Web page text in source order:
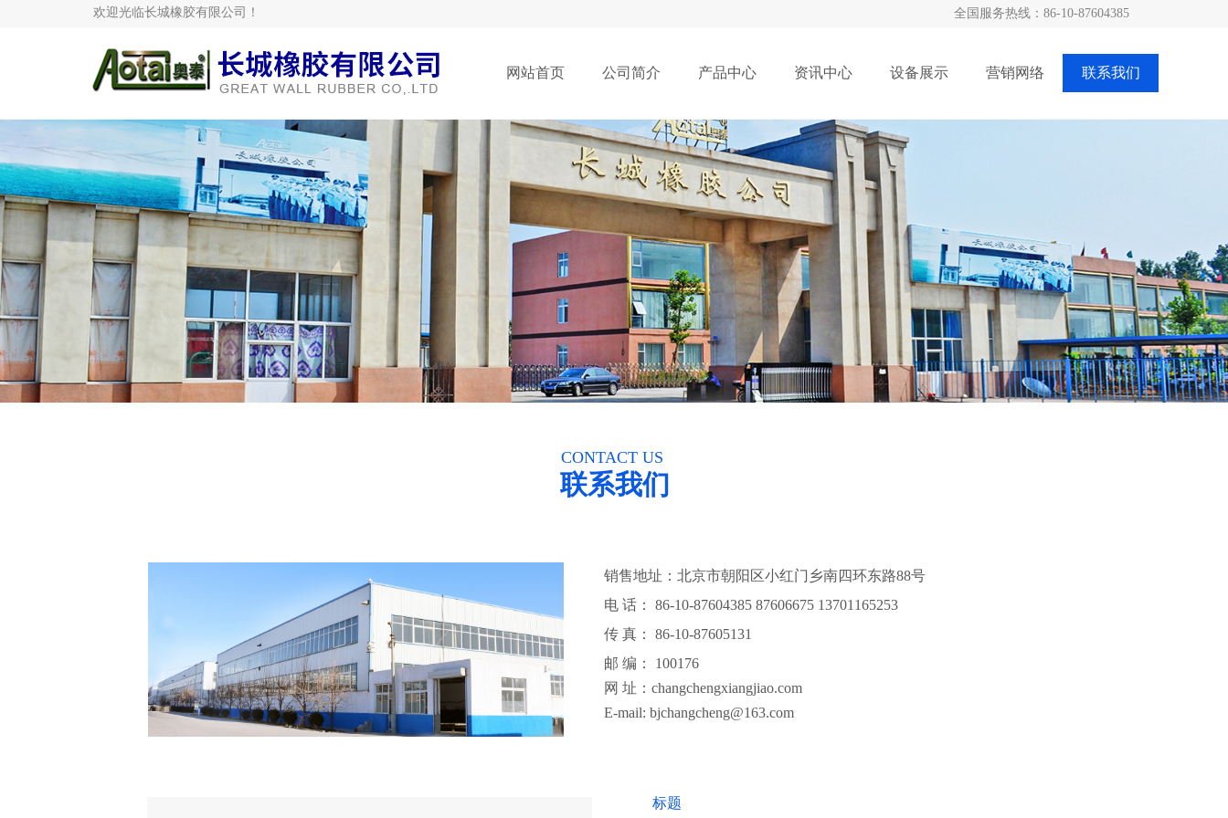
全国服务热线： 86-10-87604385
欢迎光临长城橡胶有限公司！
网站首页 公司简介 产品中心 资讯中心 设备展示 营销网络 联系我们
CONTACT US
联系我们
销售地址：北京市朝阳区小红门乡南四环东路88号
电 话： 86-10-87604385 87606675 13701165253
传 真： 86-10-87605131
邮 编： 100176
网 址： changchengxiangjiao.com
E-mail: bjchangcheng@163.com
标题